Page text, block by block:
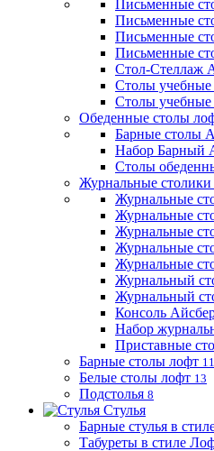
Письменные
Письменные
Письменные
Письменные
Стол-Стеллаж
Столы
Столы учебные
Обеденные столы
Барные столы
Набор Барный
Столы
Журнальные
Журнальные
Журнальные
Журнальные
Журнальные
Журнальные
Журнальный
Журнальный
Консоль
Набор
Приставные
Барные столы лофт 11
Белые столы лофт 13
Подстолья 8
Стулья
Барные стулья в
Табуреты в стиле